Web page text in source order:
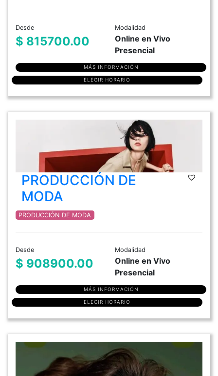
Desde
$ 815700.00
Modalidad
Online en Vivo
Presencial
MÁS INFORMACIÓN
ELEGIR HORARIO
PRODUCCIÓN DE
MODA
PRODUCCIÓN DE MODA
Desde
$ 908900.00
Modalidad
Online en Vivo
Presencial
MÁS INFORMACIÓN
ELEGIR HORARIO